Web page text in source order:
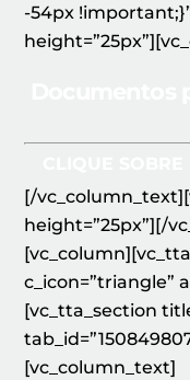
-54px
[/
height=”25px”][/
c_icon=”triangle”
[vc_tta_section
[vc_column_text]